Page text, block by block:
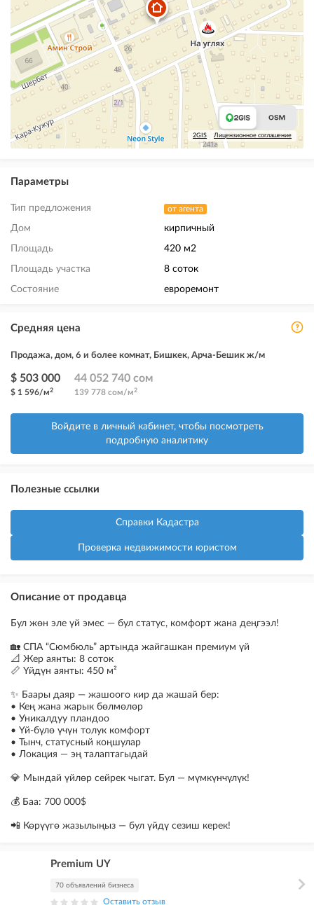
2GIS Лицензионное соглашение
Параметры
Тип предложения от агента
Дом кирпичный
Площадь 420 м2
Площадь участка 8 соток
Состояние евроремонт
Средняя цена
Продажа, дом, 6 и более комнат, Бишкек, Арча-Бешик ж/м
$ 503 000
$ 1 596/м2
44 052 740 сом
139 778 сом/м2
Войдите в личный кабинет, чтобы посмотреть
подробную аналитику
Полезные ссылки
Справки Кадастра
Проверка недвижимости юристом
Описание от продавца
Бул жөн эле үй эмес — бул статус, комфорт жана деңгээл!
🏡 СПА “Сюмбюль” артында жайгашкан премиум үй
📐 Жер аянты: 8 соток
📏 Үйдүн аянты: 450 м²
✨ Баары даяр — жашоого кир да жашай бер:
• Кең жана жарык бөлмөлөр
• Уникалдуу пландоо
• Үй-бүлө үчүн толук комфорт
• Тынч, статусный коңшулар
• Локация — эң талаптагыдай
💎 Мындай үйлөр сейрек чыгат. Бул — мүмкүнчүлүк!
💰 Баа: 700 000$
📲 Көрүүгө жазылыңыз — бул үйдү сезиш керек!
Premium UY
70 объявлений бизнеса
Оставить отзыв